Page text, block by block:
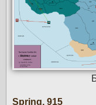
Spring, 915